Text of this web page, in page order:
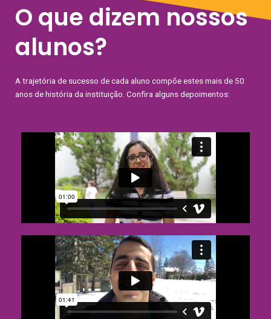
O que dizem nossos
alunos?
A trajetória de sucesso de cada aluno compõe estes mais de 50
anos de história da instituição. Confira alguns depoimentos: